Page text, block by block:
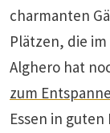
charmanten
Plätzen, die
Alghero hat
zum
Essen in